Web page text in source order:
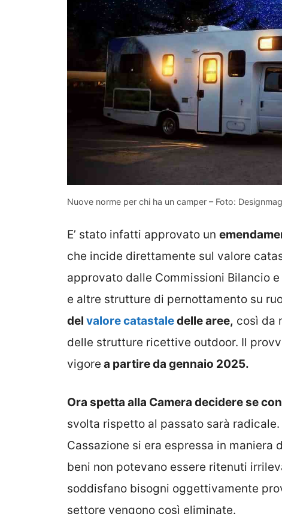
Nuove norme per chi ha un camper – Foto:
E’ stato infatti approvato un
che incide direttamente sul valore
approvato dalle Commissioni Bilancio
e altre strutture di pernottamento su
del valore catastaledelle aree, così da
delle strutture ricettive outdoor. Il
vigore a partire da gennaio 2025.
Ora spetta alla Camera decidere se
svolta rispetto al passato sarà
Cassazione si era espressa in
beni non potevano essere ritenuti
soddisfano bisogni oggettivamente
settore vengono così eliminate.